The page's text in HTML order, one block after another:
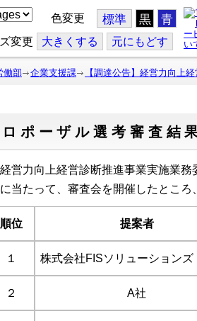
色変更 標準 黒 青
変更 大きくする 元にもどす
働部 企業支援課 【調達公告】経営力向上
ポーザル選考審査結
経営力向上経営診断推進事業実施業
に当たって、審査会を開催したところ
順位 提案者
１ 株式会社FISソリューションズ
２ A社